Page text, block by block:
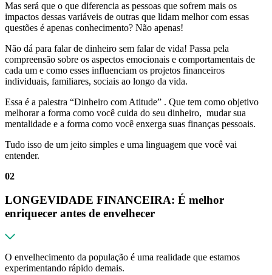
Mas será que o que diferencia as pessoas que sofrem mais os
impactos dessas variáveis de outras que lidam melhor com essas
questões é apenas conhecimento? Não apenas!
Não dá para falar de dinheiro sem falar de vida! Passa pela
compreensão sobre os aspectos emocionais e comportamentais de
cada um e como esses influenciam os projetos financeiros
individuais, familiares, sociais ao longo da vida.
Essa é a palestra “Dinheiro com Atitude” . Que tem como objetivo
melhorar a forma como você cuida do seu dinheiro, mudar sua
mentalidade e a forma como você enxerga suas finanças pessoais.
Tudo isso de um jeito simples e uma linguagem que você vai
entender.
02
LONGEVIDADE FINANCEIRA: É melhor
enriquecer antes de envelhecer
O envelhecimento da população é uma realidade que estamos
experimentando rápido demais.